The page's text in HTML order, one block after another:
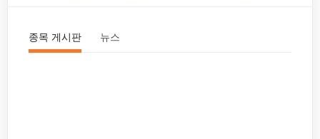
종목 게시판 뉴스